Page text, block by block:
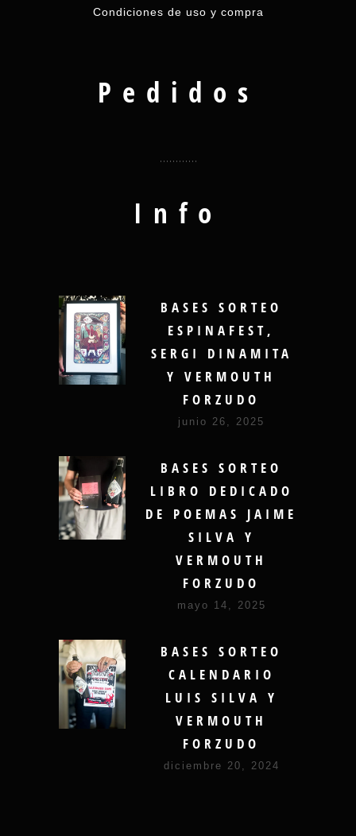
Condiciones de uso y compra
Pedidos
Info
BASES SORTEO
ESPINAFEST,
SERGI DINAMITA
Y VERMOUTH
FORZUDO
junio 26, 2025
BASES SORTEO
LIBRO DEDICADO
DE POEMAS JAIME
SILVA Y
VERMOUTH
FORZUDO
mayo 14, 2025
BASES SORTEO
CALENDARIO
LUIS SILVA Y
VERMOUTH
FORZUDO
diciembre 20, 2024